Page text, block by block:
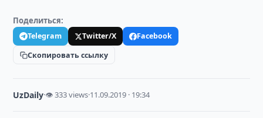
Поделиться:
Telegram Twitter/X
Facebook
Скопировать ссылку
UzDaily·👁 333 views·11.09.2019 · 19:34